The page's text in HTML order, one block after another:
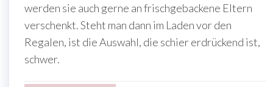
werden sie auch gerne an frischgebackene Eltern
verschenkt. Steht man dann im Laden vor den
Regalen, ist die Auswahl, die schier erdrückend ist,
schwer.